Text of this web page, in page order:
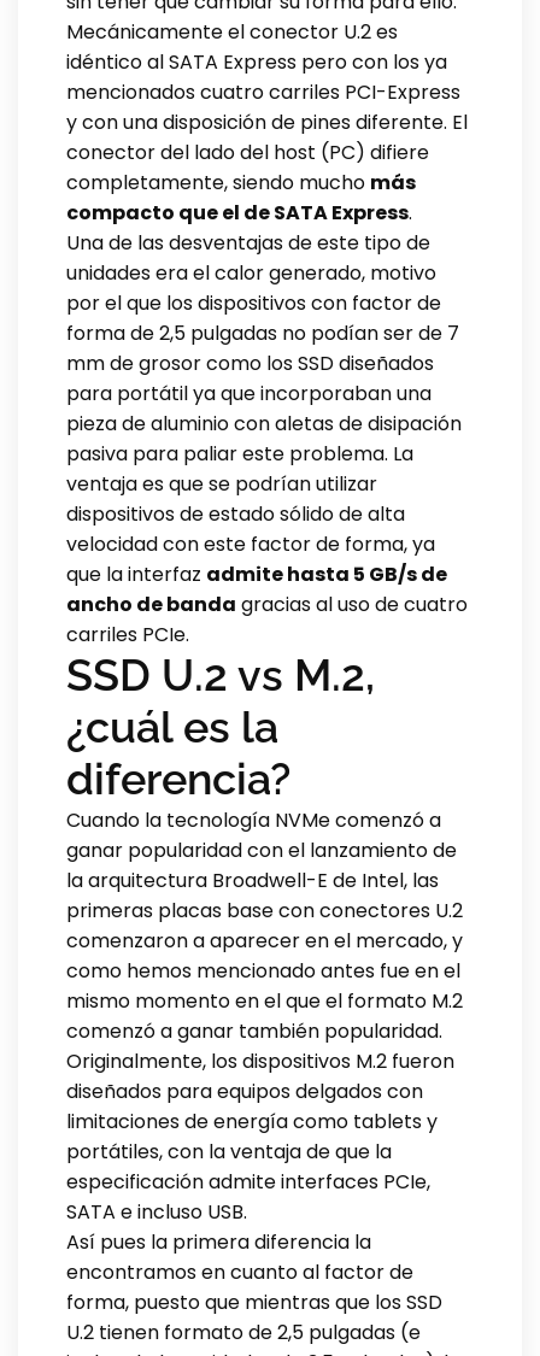
Mecánicamente el conector U.2 es
idéntico al SATA Express pero con los ya
mencionados cuatro carriles PCI-Express
y con una disposición de pines diferente. El
conector del lado del host (PC) difiere
completamente, siendo mucho más
compacto que el de SATA Express.
Una de las desventajas de este tipo de
unidades era el calor generado, motivo
por el que los dispositivos con factor de
forma de 2,5 pulgadas no podían ser de 7
mm de grosor como los SSD diseñados
para portátil ya que incorporaban una
pieza de aluminio con aletas de disipación
pasiva para paliar este problema. La
ventaja es que se podrían utilizar
dispositivos de estado sólido de alta
velocidad con este factor de forma, ya
que la interfaz admite hasta 5 GB/s de
ancho de banda gracias al uso de cuatro
carriles PCIe.
SSD U.2 vs M.2,
¿cuál es la
diferencia?
Cuando la tecnología NVMe comenzó a
ganar popularidad con el lanzamiento de
la arquitectura Broadwell-E de Intel, las
primeras placas base con conectores U.2
comenzaron a aparecer en el mercado, y
como hemos mencionado antes fue en el
mismo momento en el que el formato M.2
comenzó a ganar también popularidad.
Originalmente, los dispositivos M.2 fueron
diseñados para equipos delgados con
limitaciones de energía como tablets y
portátiles, con la ventaja de que la
especificación admite interfaces PCIe,
SATA e incluso USB.
Así pues la primera diferencia la
encontramos en cuanto al factor de
forma, puesto que mientras que los SSD
U.2 tienen formato de 2,5 pulgadas (e